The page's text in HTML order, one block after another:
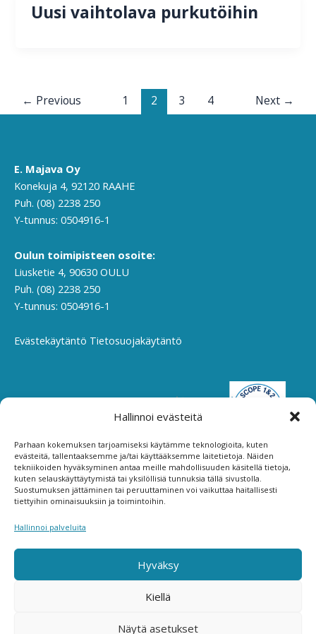
Hallinnoi evästeitä
Parhaan kokemuksen tarjoamiseksi käytämme teknologioita, kuten
evästeitä, tallentaaksemme ja/tai käyttääksemme laitetietoja. Näiden
tekniikoiden hyväksyminen antaa meille mahdollisuuden käsitellä tietoja,
kuten selauskäyttäytymistä tai yksilöllisiä tunnuksia tällä sivustolla.
Suostumuksen jättäminen tai peruuttaminen voi vaikuttaa haitallisesti
tiettyihin ominaisuuksiin ja toimintoihin.
Hallinnoi palveluita
Hyväksy
Kiellä
Näytä asetukset
Uusi vaihtolava purkutöihin
← Previous 1 2 3 4 Next →
E. Majava Oy
Konekuja 4, 92120 RAAHE
Puh. (08) 2238 250
Y-tunnus: 0504916-1
Oulun toimipisteen osoite:
Liusketie 4, 90630 OULU
Puh. (08) 2238 250
Y-tunnus: 0504916-1
Evästekäytäntö Tietosuojakäytäntö